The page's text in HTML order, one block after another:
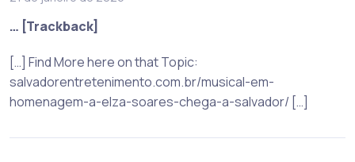
… [Trackback]
[…] Find More here on that Topic:
salvadorentretenimento.com.br/musical-em-
homenagem-a-elza-soares-chega-a-salvador/ […]